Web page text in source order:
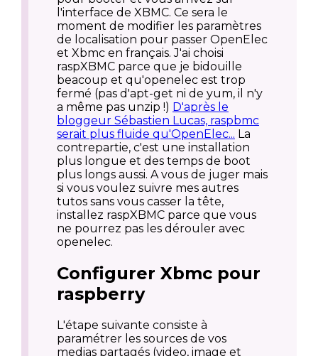
l'interface de XBMC. Ce sera le
moment de modifier les paramètres
de localisation pour passer OpenElec
et Xbmc en français. J'ai choisi
raspXBMC parce que je bidouille
beacoup et qu'openelec est trop
fermé (pas d'apt-get ni de yum, il n'y
a même pas unzip !) D'après le
bloggeur Sébastien Lucas, raspbmc
serait plus fluide qu'OpenElec... La
contrepartie, c'est une installation
plus longue et des temps de boot
plus longs aussi. A vous de juger mais
si vous voulez suivre mes autres
tutos sans vous casser la tête,
installez raspXBMC parce que vous
ne pourrez pas les dérouler avec
openelec.
Configurer Xbmc pour
raspberry
L'étape suivante consiste à
paramétrer les sources de vos
medias partagés (video, image et